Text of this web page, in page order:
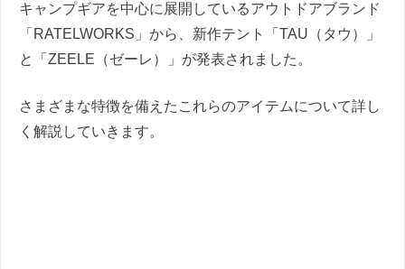
キャンプギアを中心に展開しているアウトドアブランド
「RATELWORKS」から、新作テント「TAU（タウ）」
と「ZEELE（ゼーレ）」が発表されました。
さまざまな特徴を備えたこれらのアイテムについて詳し
く解説していきます。